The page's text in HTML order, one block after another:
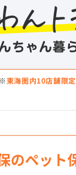
※東海圏内10店舗限定